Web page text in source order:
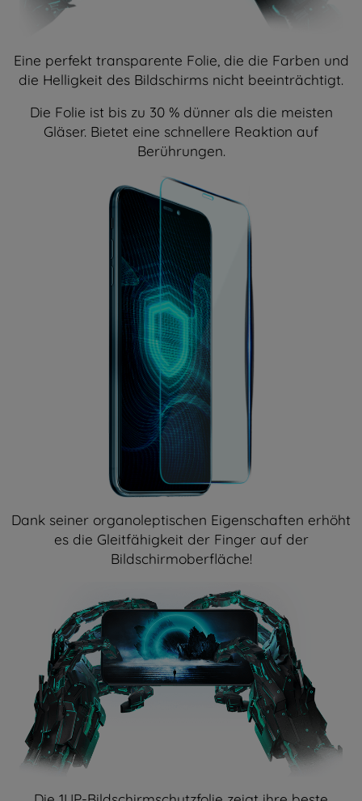
Eine perfekt transparente Folie, die die Farben und
die Helligkeit des Bildschirms nicht beeinträchtigt.
Die Folie ist bis zu 30 % dünner als die meisten
Gläser. Bietet eine schnellere Reaktion auf
Berührungen.
Dank seiner organoleptischen Eigenschaften erhöht
es die Gleitfähigkeit der Finger auf der
Bildschirmoberfläche!